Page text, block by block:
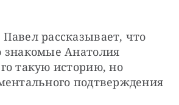
рассказывает, что
знакомые Анатолия
такую историю, но
подтверждения